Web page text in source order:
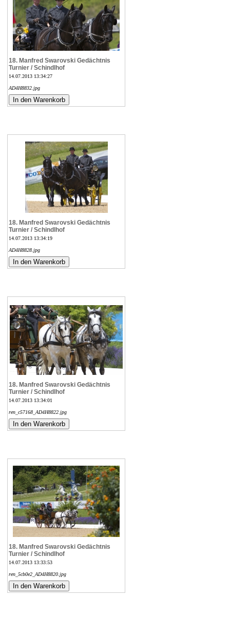
18. Manfred Swarovski Gedächtnis
Turnier / Schindlhof
14.07.2013 13:34:27
AD4H8832.jpg
18. Manfred Swarovski Gedächtnis
Turnier / Schindlhof
14.07.2013 13:34:19
AD4H8828.jpg
18. Manfred Swarovski Gedächtnis
Turnier / Schindlhof
14.07.2013 13:34:01
ren_c57168_AD4H8822.jpg
18. Manfred Swarovski Gedächtnis
Turnier / Schindlhof
14.07.2013 13:33:53
ren_5cb0e2_AD4H8820.jpg